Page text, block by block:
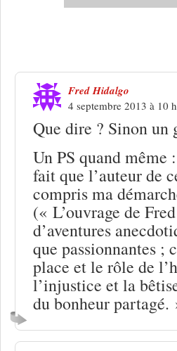
Fred Hidalgo
4 septembre 2013 à 10
Que dire ? Sinon un
Un PS quand
fait que l’auteur de
compris ma
(« L’ouvrage de
d’aventures
que passionnantes ;
place et le rôle de
l’injustice et la
du bonheur partagé.